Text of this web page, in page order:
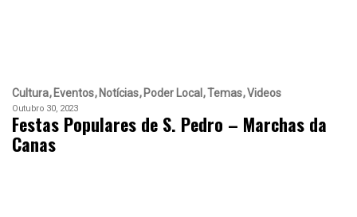
Cultura Eventos Notícias Poder Local Temas Videos
Outubro 30, 2023
Festas Populares de S. Pedro – Marchas da
Canas